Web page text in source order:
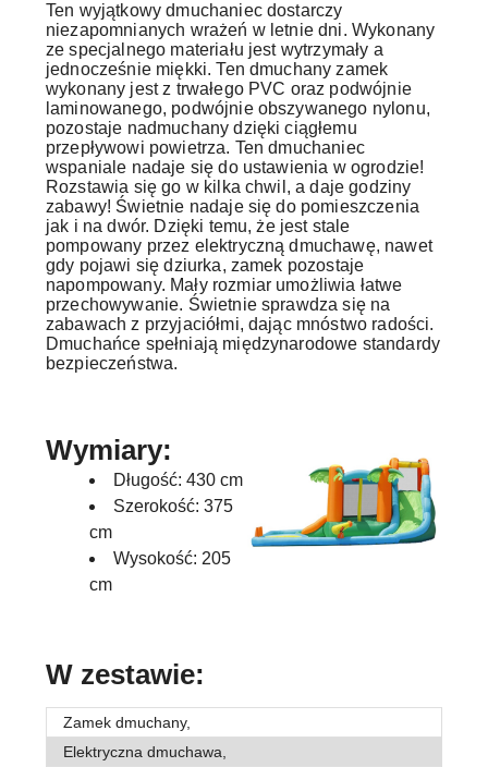
Ten wyjątkowy dmuchaniec dostarczy
niezapomnianych wrażeń w letnie dni. Wykonany
ze specjalnego materiału jest wytrzymały a
jednocześnie miękki. Ten dmuchany zamek
wykonany jest z trwałego PVC oraz podwójnie
laminowanego, podwójnie obszywanego nylonu,
pozostaje nadmuchany dzięki ciągłemu
przepływowi powietrza. Ten dmuchaniec
wspaniale nadaje się do ustawienia w ogrodzie!
Rozstawia się go w kilka chwil, a daje godziny
zabawy! Świetnie nadaje się do pomieszczenia
jak i na dwór. Dzięki temu, że jest stale
pompowany przez elektryczną dmuchawę, nawet
gdy pojawi się dziurka, zamek pozostaje
napompowany. Mały rozmiar umożliwia łatwe
przechowywanie. Świetnie sprawdza się na
zabawach z przyjaciółmi, dając mnóstwo radości.
Dmuchańce spełniają międzynarodowe standardy
bezpieczeństwa.
Wymiary:
Długość: 430 cm
Szerokość: 375
cm
Wysokość: 205
cm
W zestawie:
Zamek dmuchany,
Elektryczna dmuchawa,